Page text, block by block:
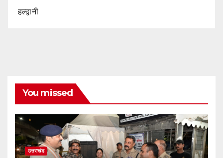
हल्द्वानी
You missed
उत्तराखंड